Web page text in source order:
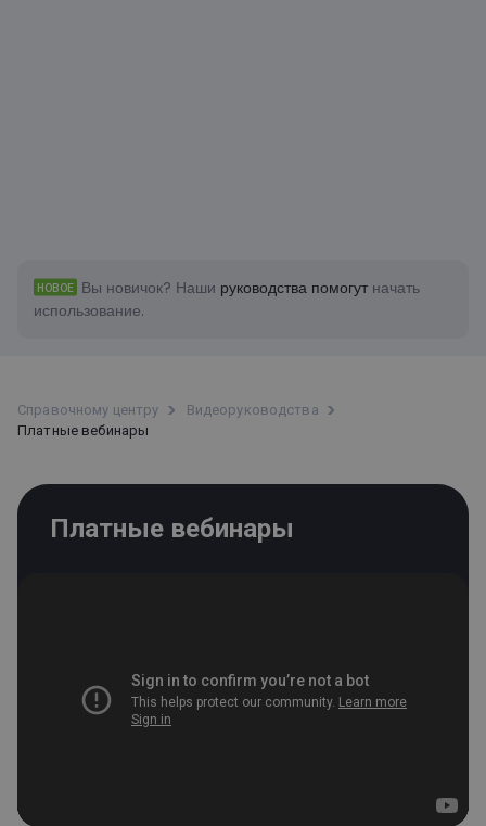
НОВОЕ Вы новичок? Наши руководства помогутначать
использование.
Справочному центру
Bидеоруководства
Платные вебинары
Платные вебинары